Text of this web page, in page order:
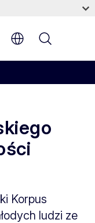
Korpus
ludzi ze